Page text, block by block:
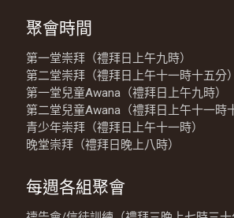
聚會時間
第一堂崇拜（禮拜日上午九時）
第二堂崇拜（禮拜日上午十一時十五分）
第一堂兒童Awana（禮拜日上午九時）
第二堂兒童Awana（禮拜日上午十一時
青少年崇拜（禮拜日上午十一時）
晚堂崇拜（禮拜日晚上八時）
每週各組聚會